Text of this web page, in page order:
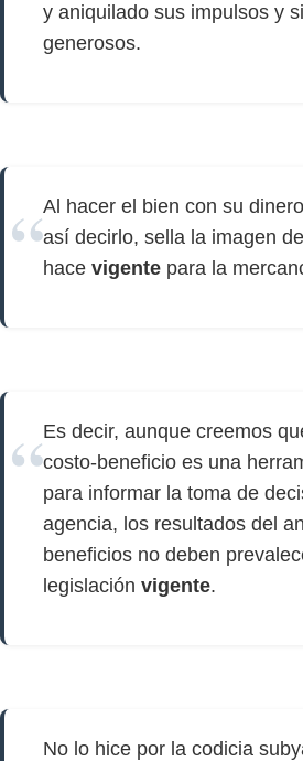
y aniquilado sus impulsos y
generosos.
Al hacer el bien con su
así decirlo, sella la imagen
hace vigente para la
Es decir, aunque creemos
costo-beneficio es una
para informar la toma de
agencia, los resultados del
beneficios no deben
legislación vigente.
No lo hice por la codicia